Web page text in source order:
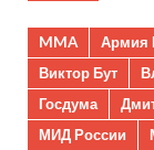
MMA Армия
Виктор Бут
Госдума
МИД России